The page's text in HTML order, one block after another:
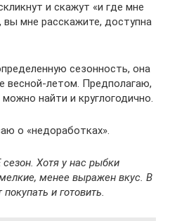
и скажут «и где мне
вы мне расскажите, доступна
сезонность, она
весной-летом. Предполагаю,
найти и круглогодично.
о «недоработках».
Хотя у нас рыбки
менее выражен вкус. В
и готовить.